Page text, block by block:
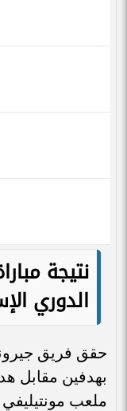
نتيجة
الدوري
حقق فريق
بهدفين مقابل
ملعب